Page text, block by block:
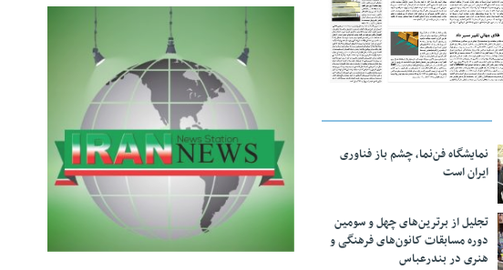
نمایشگاه فن‌نما، چشم باز فناوری
ایران است
تجلیل از بر‌ترین‌های چهل و سومین
دوره مسابقات کانون‌های فرهنگی و
هنری در بندرعباس